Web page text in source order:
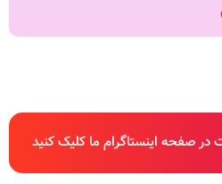
صفحه اینستاگرام ما کلیک کنید